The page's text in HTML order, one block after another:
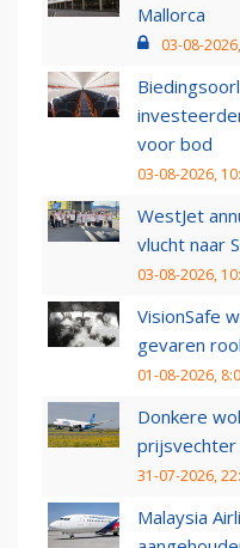
Mallorca
03-08-
voor bod
03-08-2026,
WestJet
vlucht naar
03-08-2026,
VisionSafe
gevaren
01-08-2026,
Donkere
31-07-2026,
Malaysia